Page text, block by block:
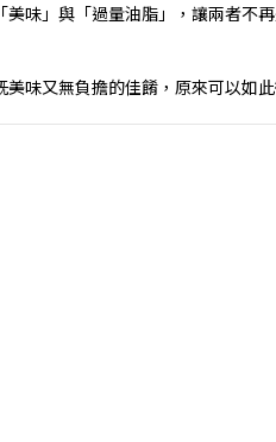
美味」與「過量油脂」，讓兩者不
味又無負擔的佳餚，原來可以如